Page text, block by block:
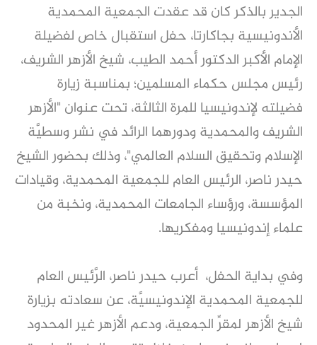
الجدير بالذكر كان قد عقدت الجمعية المحمدية
الأندونيسية بجاكارتا، حفل استقبال خاص لفضيلة
الإمام الأكبر الدكتور أحمد الطيب، شيخ الأزهر الشريف،
رئيس مجلس حكماء المسلمين؛ بمناسبة زيارة
فضيلته لإندونيسيا للمرة الثالثة، تحت عنوان "الأزهر
الشريف والمحمدية ودورهما الرائد في نشر وسطيَّة
الإسلام وتحقيق السلام العالمي"، وذلك بحضور الشيخ
حيدر ناصر، الرئيس العام للجمعية المحمدية، وقيادات
المؤسسة، ورؤساء الجامعات المحمدية، ونخبة من
علماء إندونيسيا ومفكريها.
وفي بداية الحفل، أعرب حيدر ناصر، الرَّئيس العام
للجمعية المحمدية الإندونيسيَّة، عن سعادته بزيارة
شيخ الأزهر لمقرِّ الجمعية، ودعم الأزهر غير المحدود